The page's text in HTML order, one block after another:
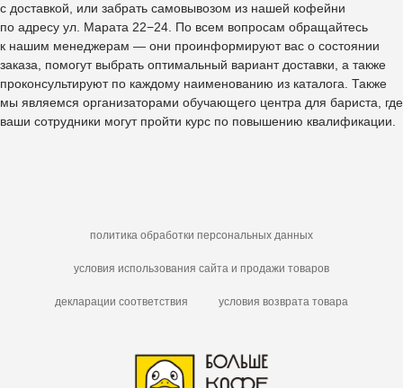
с доставкой, или забрать самовывозом из нашей кофейни
по адресу ул. Марата 22−24. По всем вопросам обращайтесь
к нашим менеджерам — они проинформируют вас о состоянии
заказа, помогут выбрать оптимальный вариант доставки, а также
проконсультируют по каждому наименованию из каталога. Также
мы являемся организаторами обучающего центра для бариста, где
ваши сотрудники могут пройти курс по повышению квалификации.
политика обработки персональных данных
условия использования сайта и продажи товаров
декларации соответствия условия возврата товара